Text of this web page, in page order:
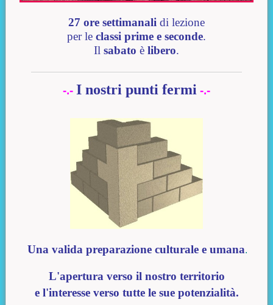
27 ore settimanali di lezione
per le classi prime e seconde.
Il sabato è libero.
-.- I nostri punti fermi -.-
Una valida preparazione culturale e umana.
L'apertura verso il nostro territorio
e l'interesse verso tutte le sue potenzialità.